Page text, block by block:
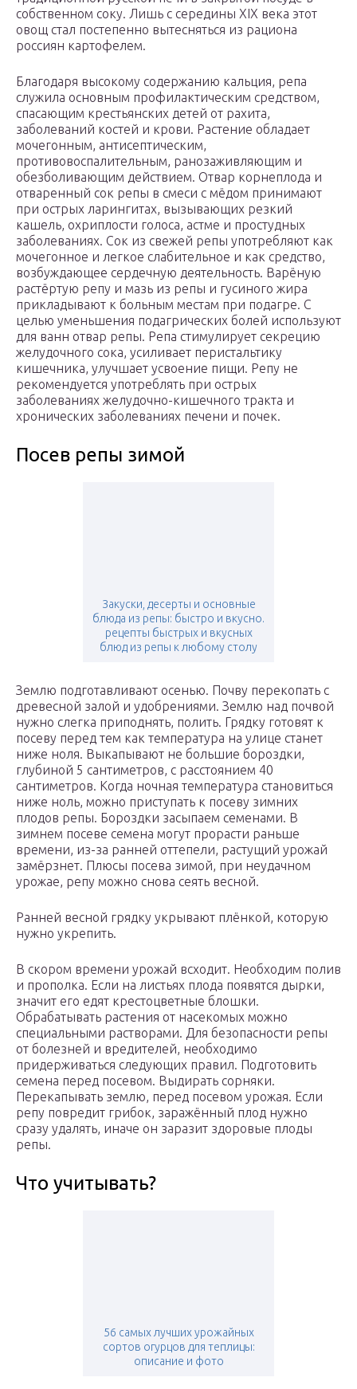
собственном соку. Лишь с середины XIX века этот
овощ стал постепенно вытесняться из рациона
россиян картофелем.
Благодаря высокому содержанию кальция, репа
служила основным профилактическим средством,
спасающим крестьянских детей от рахита,
заболеваний костей и крови. Растение обладает
мочегонным, антисептическим,
противовоспалительным, ранозаживляющим и
обезболивающим действием. Отвар корнеплода и
отваренный сок репы в смеси с мёдом принимают
при острых ларингитах, вызывающих резкий
кашель, охриплости голоса, астме и простудных
заболеваниях. Сок из свежей репы употребляют как
мочегонное и легкое слабительное и как средство,
возбуждающее сердечную деятельность. Варёную
растёртую репу и мазь из репы и гусиного жира
прикладывают к больным местам при подагре. С
целью уменьшения подагрических болей используют
для ванн отвар репы. Репа стимулирует секрецию
желудочного сока, усиливает перистальтику
кишечника, улучшает усвоение пищи. Репу не
рекомендуется употреблять при острых
заболеваниях желудочно-кишечного тракта и
хронических заболеваниях печени и почек.
Посев репы зимой
Закуски, десерты и основные
блюда из репы: быстро и вкусно.
рецепты быстрых и вкусных
блюд из репы к любому столу
Землю подготавливают осенью. Почву перекопать с
древесной залой и удобрениями. Землю над почвой
нужно слегка приподнять, полить. Грядку готовят к
посеву перед тем как температура на улице станет
ниже ноля. Выкапывают не большие бороздки,
глубиной 5 сантиметров, с расстоянием 40
сантиметров. Когда ночная температура становиться
ниже ноль, можно приступать к посеву зимних
плодов репы. Бороздки засыпаем семенами. В
зимнем посеве семена могут прорасти раньше
времени, из-за ранней оттепели, растущий урожай
замёрзнет. Плюсы посева зимой, при неудачном
урожае, репу можно снова сеять весной.
Ранней весной грядку укрывают плёнкой, которую
нужно укрепить.
В скором времени урожай всходит. Необходим полив
и прополка. Если на листьях плода появятся дырки,
значит его едят крестоцветные блошки.
Обрабатывать растения от насекомых можно
специальными растворами. Для безопасности репы
от болезней и вредителей, необходимо
придерживаться следующих правил. Подготовить
семена перед посевом. Выдирать сорняки.
Перекапывать землю, перед посевом урожая. Если
репу повредит грибок, заражённый плод нужно
сразу удалять, иначе он заразит здоровые плоды
репы.
Что учитывать?
56 самых лучших урожайных
сортов огурцов для теплицы:
описание и фото